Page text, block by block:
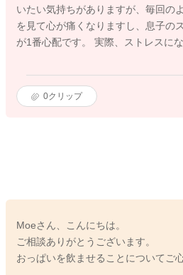
いたい気持ちがありますが、毎回の
を見て心が痛くなりますし、息子の
が1番心配です。 実際、ストレスに
0クリップ
Moeさん、こんにちは。
ご相談ありがとうございます。
おっぱいを飲ませることについてご